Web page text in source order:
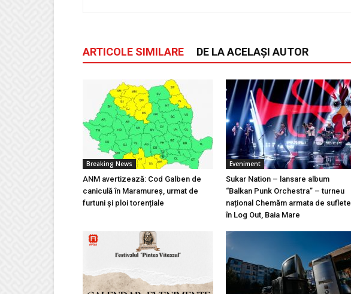
ARTICOLE SIMILARE DE LA ACELAȘI AUTOR
Breaking News
ANM avertizează: Cod Galben de
caniculă în Maramureș, urmat de
furtuni și ploi torențiale
Eveniment
Sukar Nation – lansare album
“Balkan Punk Orchestra” – turneu
național Chemăm armata de suflete
în Log Out, Baia Mare